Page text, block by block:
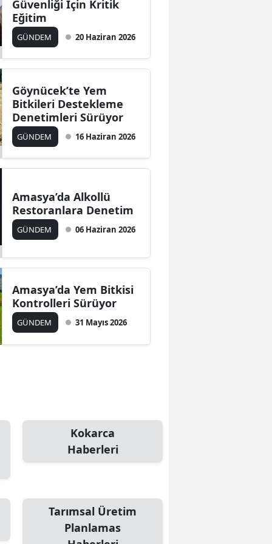
Elazığ
Erzurum
Eskişehir
Gaziantep
Hakkari
Mersin
İstanbul
Kırklareli
Kırşehir
Konya
Kütahya
Güvenliği İçin Kritik
Eğitim
GÜNDEM 20 Haziran 2026
Göynücek’te Yem
Bitkileri Destekleme
Denetimleri Sürüyor
GÜNDEM 16 Haziran 2026
Amasya’da Alkollü
Restoranlara Denetim
GÜNDEM 06 Haziran 2026
Amasya’da Yem Bitkisi
Kontrolleri Sürüyor
GÜNDEM 31 Mayıs 2026
Kokarca
Haberleri
Tarımsal Üretim
Planlamas